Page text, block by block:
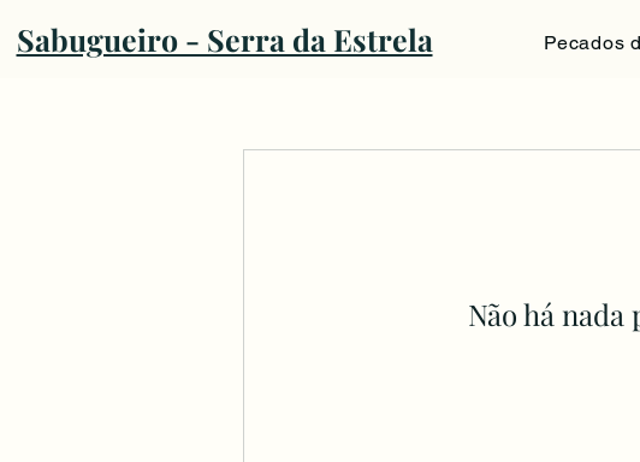
Sabugueiro - Serra da Estrela Pecados
Não há